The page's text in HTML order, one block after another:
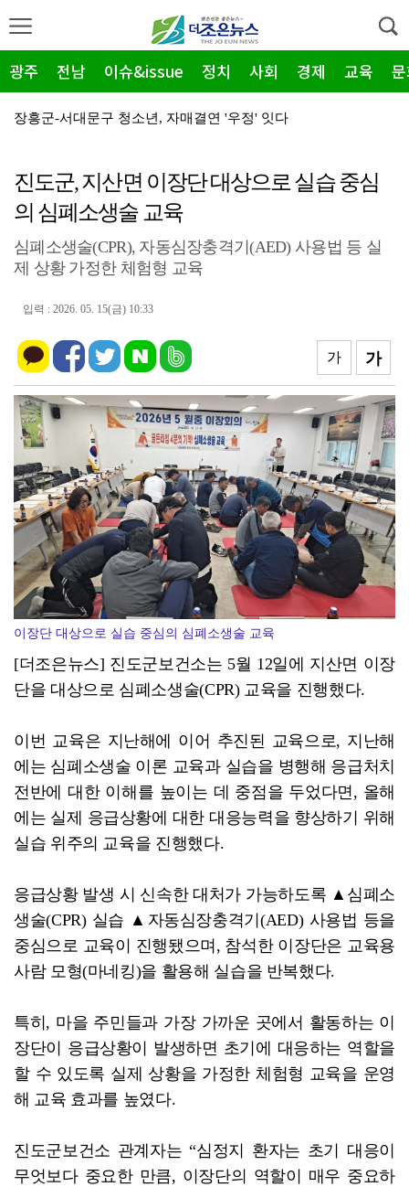
광주 전남 이슈&issue 정치 사회 경제 교육
장흥군-서대문구 청소년, 자매결연 '우정' 잇다
장흥군, 폭염·가뭄 '긴급 대책회의' 개최... "피해…
광주지방보훈청, 백범 김구 150주년: 청렴·적극행정 …
전남광주특별시, 해남 '400MW 태양광' 착공…SK하…
(재)전라남도청소년미래재단, 아동·청소년 범죄예방 캠페…
영암 가뭄 '비상'… 서삼석 농해수위원장, 현장 점검
광양시 광영도서관, "AI 작가" 길 위의 인문학
진도군, 지산면 이장단 대상으로 실습 중심
의 심폐소생술 교육
심폐소생술(CPR), 자동심장충격기(AED) 사용법 등 실
제 상황 가정한 체험형 교육
입력 : 2026. 05. 15(금) 10:33
가
가
이장단 대상으로 실습 중심의 심폐소생술 교육
[더조은뉴스] 진도군보건소는 5월 12일에 지산면 이장
단을 대상으로 심폐소생술(CPR) 교육을 진행했다.
이번 교육은 지난해에 이어 추진된 교육으로, 지난해
에는 심폐소생술 이론 교육과 실습을 병행해 응급처치
전반에 대한 이해를 높이는 데 중점을 두었다면, 올해
에는 실제 응급상황에 대한 대응능력을 향상하기 위해
실습 위주의 교육을 진행했다.
응급상황 발생 시 신속한 대처가 가능하도록 ▲심폐소
생술(CPR) 실습 ▲자동심장충격기(AED) 사용법 등을
중심으로 교육이 진행됐으며, 참석한 이장단은 교육용
사람 모형(마네킹)을 활용해 실습을 반복했다.
특히, 마을 주민들과 가장 가까운 곳에서 활동하는 이
장단이 응급상황이 발생하면 초기에 대응하는 역할을
할 수 있도록 실제 상황을 가정한 체험형 교육을 운영
해 교육 효과를 높였다.
진도군보건소 관계자는 “심정지 환자는 초기 대응이
무엇보다 중요한 만큼, 이장단의 역할이 매우 중요하